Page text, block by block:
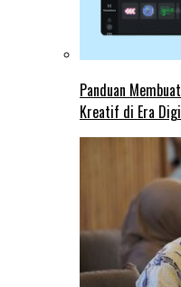
Panduan
Kreatif di Era